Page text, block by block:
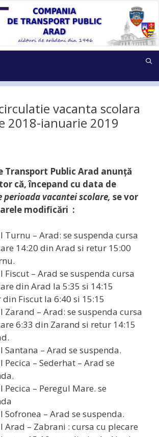
vacanta scolara
2018-ianuarie 2019
Transport Public Arad anunţă
că, începand cu data de
perioada vacantei scolare, se vor
modificări :
Turnu – Arad: se suspenda cursa
14:20 din Arad si retur 15:00
Fiscut – Arad se suspenda cursa
din Arad la 5:35 si 14:15
Fiscut la 6:40 si 15:15
Zarand – Arad: se suspenda cursa
6:33 din Zarand si retur 14:15
Santana – Arad se suspenda.
Pecica – Sederhat – Arad se
Pecica – Peregul Mare. se
Sofronea – Arad se suspenda.
Arad – Zabrani : cursa cu plecare